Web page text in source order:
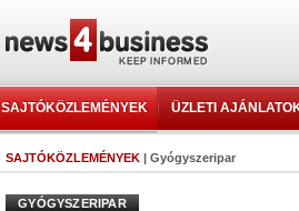
SAJTÓKÖZLEMÉNYEK ÜZLETI
SAJTÓKÖZLEMÉNYEK | Gyógyszeripar
GYÓGYSZERIPAR